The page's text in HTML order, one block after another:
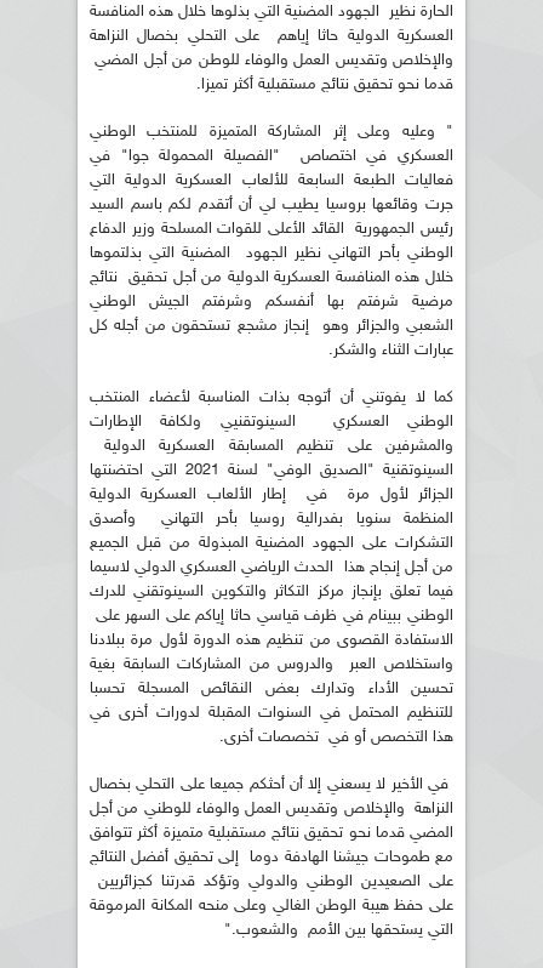
الحارة نظير الجهود المضنية التي بذلوها خلال هذه المنافسة
العسكرية الدولية حاثا إياهم على التحلي بخصال النزاهة
والإخلاص وتقديس العمل والوفاء للوطن من أجل المضي
قدما نحو تحقيق نتائج مستقبلية أكثر تميزا.
" وعليه وعلى إثر المشاركة المتميزة للمنتخب الوطني
العسكري في اختصاص "الفصيلة المحمولة جوا" في
فعاليات الطبعة السابعة للألعاب العسكرية الدولية التي
جرت وقائعها بروسيا يطيب لي أن أتقدم لكم باسم السيد
رئيس الجمهورية القائد الأعلى للقوات المسلحة وزير الدفاع
الوطني بأحر التهاني نظير الجهود المضنية التي بذلتموها
خلال هذه المنافسة العسكرية الدولية من أجل تحقيق نتائج
مرضية شرفتم بها أنفسكم وشرفتم الجيش الوطني
الشعبي والجزائر وهو إنجاز مشجع تستحقون من أجله كل
عبارات الثناء والشكر.
كما لا يفوتني أن أتوجه بذات المناسبة لأعضاء المنتخب
الوطني العسكري السينوتقنيي ولكافة الإطارات
والمشرفين على تنظيم المسابقة العسكرية الدولية
السينوتقنية "الصديق الوفي" لسنة 2021 التي احتضنتها
الجزائر لأول مرة في إطار الألعاب العسكرية الدولية
المنظمة سنويا بفدرالية روسيا بأحر التهاني وأصدق
التشكرات على الجهود المضنية المبذولة من قبل الجميع
من أجل إنجاح هذا الحدث الرياضي العسكري الدولي لاسيما
فيما تعلق بإنجاز مركز التكاثر والتكوين السينوتقني للدرك
الوطني ببينام في ظرف قياسي حاثا إياكم على السهر على
الاستفادة القصوى من تنظيم هذه الدورة لأول مرة ببلادنا
واستخلاص العبر والدروس من المشاركات السابقة بغية
تحسين الأداء وتدارك بعض النقائص المسجلة تحسبا
للتنظيم المحتمل في السنوات المقبلة لدورات أخرى في
هذا التخصص أو في تخصصات أخرى.
في الأخير لا يسعني إلا أن أحثكم جميعا على التحلي بخصال
النزاهة والإخلاص وتقديس العمل والوفاء للوطني من أجل
المضي قدما نحو تحقيق نتائج مستقبلية متميزة أكثر تتوافق
مع طموحات جيشنا الهادفة دوما إلى تحقيق أفضل النتائج
على الصعيدين الوطني والدولي وتؤكد قدرتنا كجزائريين
على حفظ هيبة الوطن الغالي وعلى منحه المكانة المرموقة
التي يستحقها بين الأمم والشعوب."